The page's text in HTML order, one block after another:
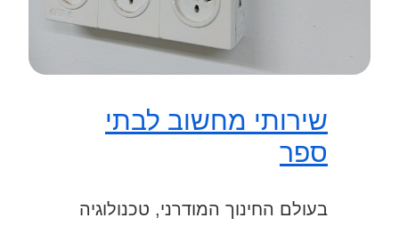
שירותי מחשוב לבתי
ספר
בעולם החינוך המודרני, טכנולוגיה